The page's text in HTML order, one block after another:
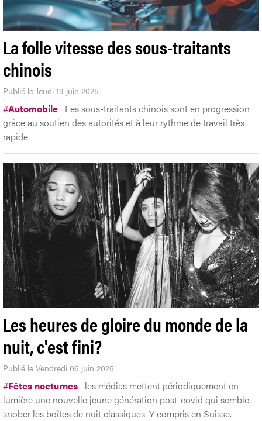
La folle vitesse des sous-traitants
chinois
Publié le Jeudi 19 juin 2025
#Automobile Les sous-traitants chinois sont en progression
grâce au soutien des autorités et à leur rythme de travail très
rapide.
Les heures de gloire du monde de la
nuit, c'est fini?
Publié le Vendredi 06 juin 2025
#Fêtes nocturnes les médias mettent périodiquement en
lumière une nouvelle jeune génération post-covid qui semble
snober les boîtes de nuit classiques. Y compris en Suisse.